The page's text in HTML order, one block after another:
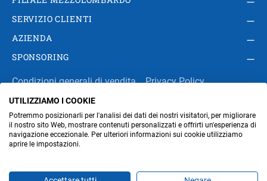
SERVIZIO CLIENTI
AZIENDA
SPONSORING
Condizioni generali di vendita
Privacy Policy
Impressum
Modifica impostazioni dei cookie
Amministrazione
UTILIZZIAMO I COOKIE
Potremmo posizionarli per l'analisi dei dati dei nostri visitatori, per migliorare
il nostro sito Web, mostrare contenuti personalizzati e offrirti un'esperienza di
navigazione eccezionale. Per ulteriori informazioni sui cookie utilizziamo
aprire le impostazioni.